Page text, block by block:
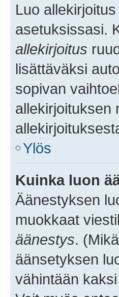
Luo
asetuksissasi.
allekirjoitus
lisättäväksi
sopivan
allekirjoituksen
Ylös
Kuinka luon
Äänestyksen
muokkaat
äänestys.
äänsetyksen
vähintään